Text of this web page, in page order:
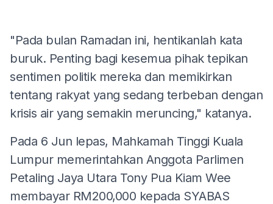
"Pada bulan Ramadan ini, hentikanlah kata
buruk. Penting bagi kesemua pihak tepikan
sentimen politik mereka dan memikirkan
tentang rakyat yang sedang terbeban dengan
krisis air yang semakin meruncing," katanya.
Pada 6 Jun lepas, Mahkamah Tinggi Kuala
Lumpur memerintahkan Anggota Parlimen
Petaling Jaya Utara Tony Pua Kiam Wee
membayar RM200,000 kepada SYABAS